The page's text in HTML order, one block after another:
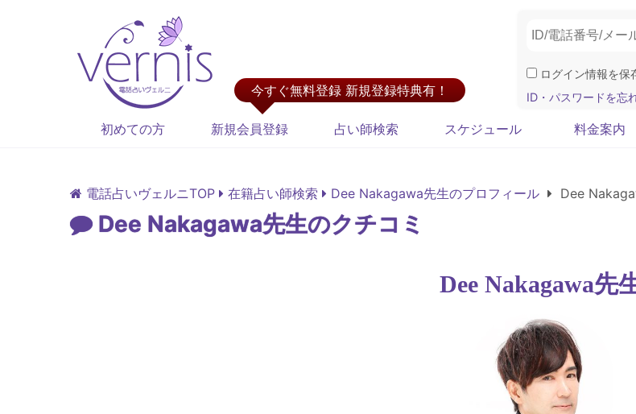
今すぐ無料登録 新規登録特典有！
ログイン情報を保
ID・パスワードを忘
初めての方 新規会員登録 占い師検索 スケジュール 料金案内
電話占いヴェルニTOP 在籍占い師検索 Dee Nakagawa先生のプロフィール Dee
Dee Nakagawa先生のクチコミ
Dee Nakagawa先